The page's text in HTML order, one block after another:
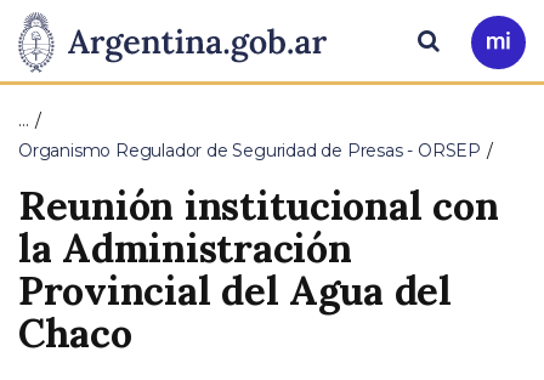
Presidencia
de
la
Nación
Pasar al contenido principal
Ir
a
Buscar
…
Organismo Regulador de Seguridad de Presas - ORSEP
Reunión institucional con
la Administración
Provincial del Agua del
Chaco